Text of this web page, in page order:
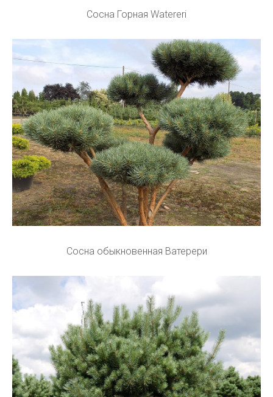
Сосна Горная Watereri
Сосна обыкновенная Ватерери